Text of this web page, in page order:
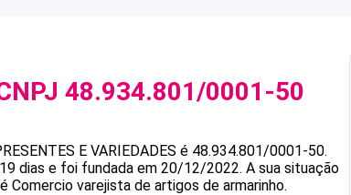
48.934.801/0001-50
E VARIEDADES é 48.934.801/0001-50.
dias e foi fundada em 20/12/2022. A sua situação
Comercio varejista de artigos de armarinho.